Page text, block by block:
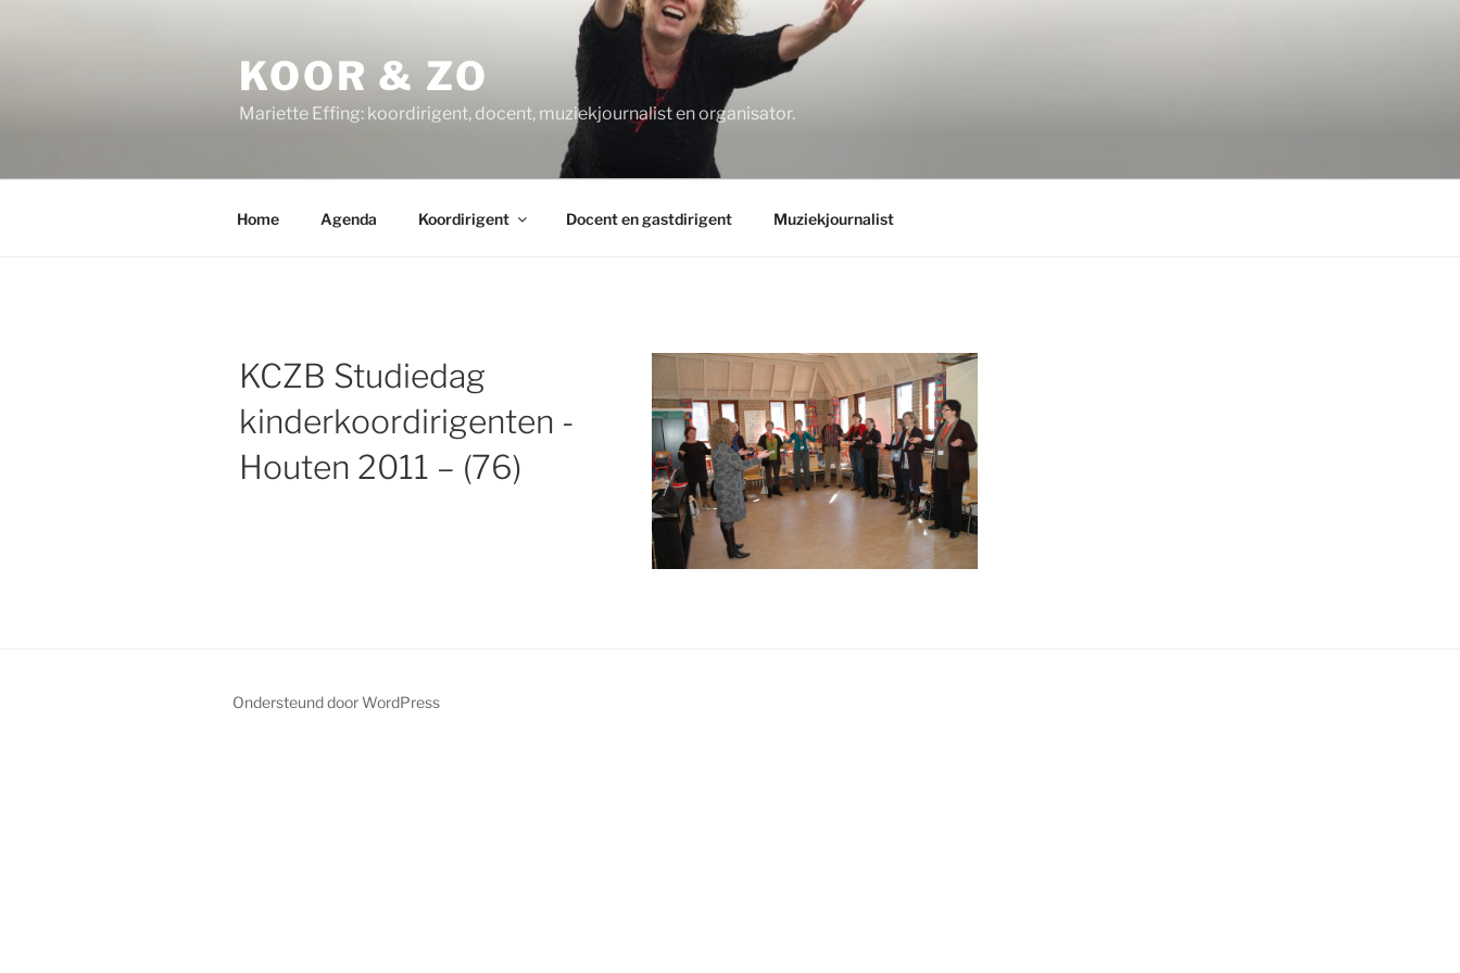
KOOR & ZO
Mariette Effing: koordirigent, docent, muziekjournalist en organisator.
Home Agenda Koordirigent Docent en gastdirigent Muziekjournalist
KCZB Studiedag
kinderkoordirigenten -
Houten 2011 – (76)
Ondersteund door WordPress